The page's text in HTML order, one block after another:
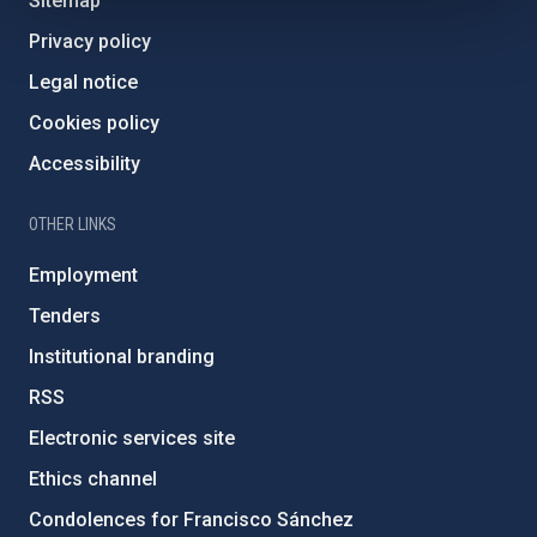
Privacy policy
Legal notice
Cookies policy
Accessibility
OTHER LINKS
Employment
Tenders
Institutional branding
RSS
Electronic services site
Ethics channel
Condolences for Francisco Sánchez